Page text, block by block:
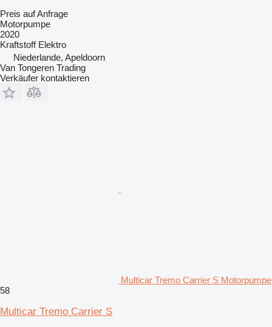
Preis auf Anfrage
Motorpumpe
2020
Kraftstoff Elektro
Niederlande, Apeldoorn
Van Tongeren Trading
Verkäufer kontaktieren
Multicar Tremo Carrier S Motorpumpe
58
Multicar Tremo Carrier S